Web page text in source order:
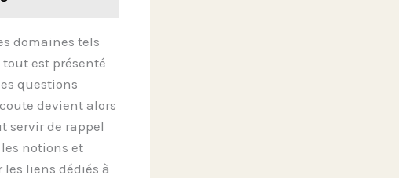
domaines tels
est présenté
questions
devient alors
servir de rappel
notions et
liens dédiés à